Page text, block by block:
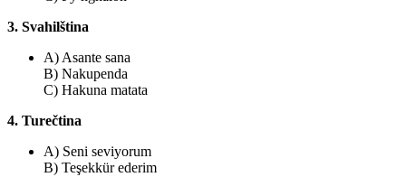
3. Svahilština
A) Asante sana
B) Nakupenda
C) Hakuna matata
4. Turečtina
A) Seni seviyorum
B) Teşekkür ederim